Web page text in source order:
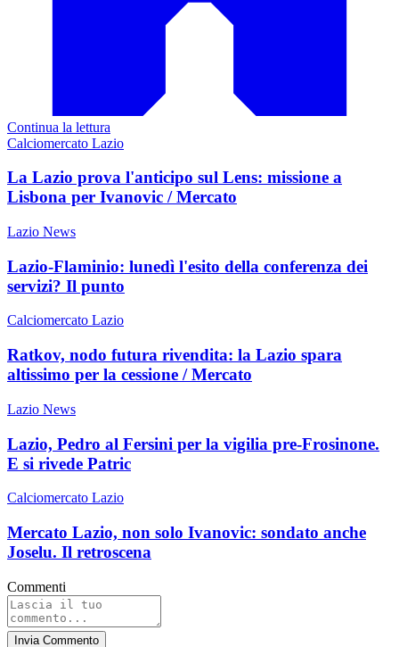
Continua la lettura
Calciomercato Lazio
La Lazio prova l'anticipo sul Lens: missione a
Lisbona per Ivanovic / Mercato
Lazio News
Lazio-Flaminio: lunedì l'esito della conferenza dei
servizi? Il punto
Calciomercato Lazio
Ratkov, nodo futura rivendita: la Lazio spara
altissimo per la cessione / Mercato
Lazio News
Lazio, Pedro al Fersini per la vigilia pre-Frosinone.
E si rivede Patric
Calciomercato Lazio
Mercato Lazio, non solo Ivanovic: sondato anche
Joselu. Il retroscena
Commenti
Invia Commento